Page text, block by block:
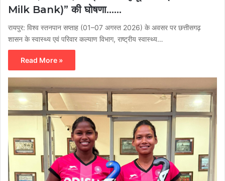
Milk Bank)” की घोषणा……
रायपुर: विश्व स्तनपान सप्ताह (01–07 अगस्त 2026) के अवसर पर छत्तीसगढ़
शासन के स्वास्थ्य एवं परिवार कल्याण विभाग, राष्ट्रीय स्वास्थ्य…
Read More »